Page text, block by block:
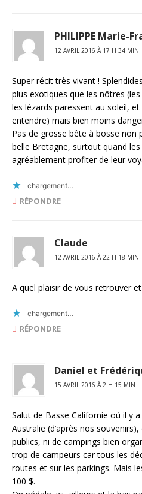
PHILIPPE Marie-
12 AVRIL 2016 À 17 H 34 MIN
Super récit très vivant !
plus exotiques que les nôtres
les lézards paressent au soleil,
entendre) mais bien moins
Pas de grosse bête à bosse non
belle Bretagne, surtout quand
agréablement profiter de leur
chargement…
RÉPONDRE
Claude
12 AVRIL 2016 À 22 H 18 MIN
A quel plaisir de vous retrouver
chargement…
RÉPONDRE
Daniel et
15 AVRIL 2016 À 2 H 15 MIN
Salut de Basse Californie où il y
Australie (d’après nos souvenirs),
publics, ni de campings bien
trop de campeurs car tous les
routes et sur les parkings. Mais
100 $.